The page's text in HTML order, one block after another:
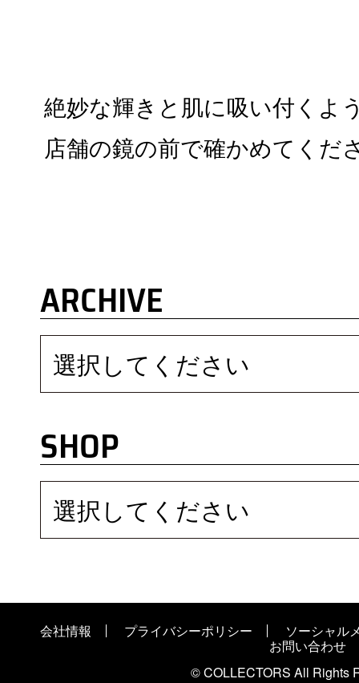
絶妙な輝きと肌に吸い付くよ
店舗の鏡の前で確かめてくだ
ARCHIVE
選択してください
SHOP
選択してください
会社情報 プライバシーポリシー
ソーシャル
お問い合わせ
© COLLECTORS All Rights